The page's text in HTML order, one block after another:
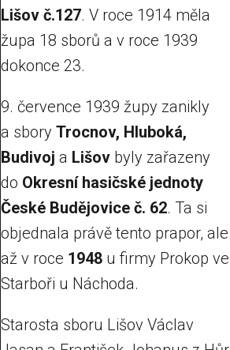
Lišov č.127. V roce 1914 měla
župa 18 sborů a v roce 1939
dokonce 23.
9. července 1939 župy zanikly
a sbory Trocnov, Hluboká,
Budivoj a Lišov byly zařazeny
do Okresní hasičské jednoty
České Budějovice č. 62. Ta si
objednala právě tento prapor, ale
až v roce 1948 u firmy Prokop ve
Starboři u Náchoda.
Starosta sboru Lišov Václav